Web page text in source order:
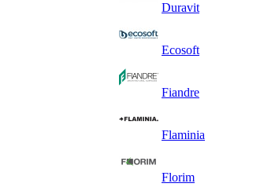
Duravit
Ecosoft
Fiandre
Flaminia
Florim